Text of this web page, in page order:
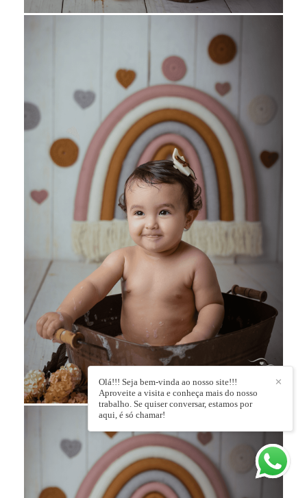
✕
Olá!!! Seja bem-vinda ao nosso site!!!
Aproveite a visita e conheça mais do nosso
trabalho. Se quiser conversar, estamos por
aqui, é só chamar!